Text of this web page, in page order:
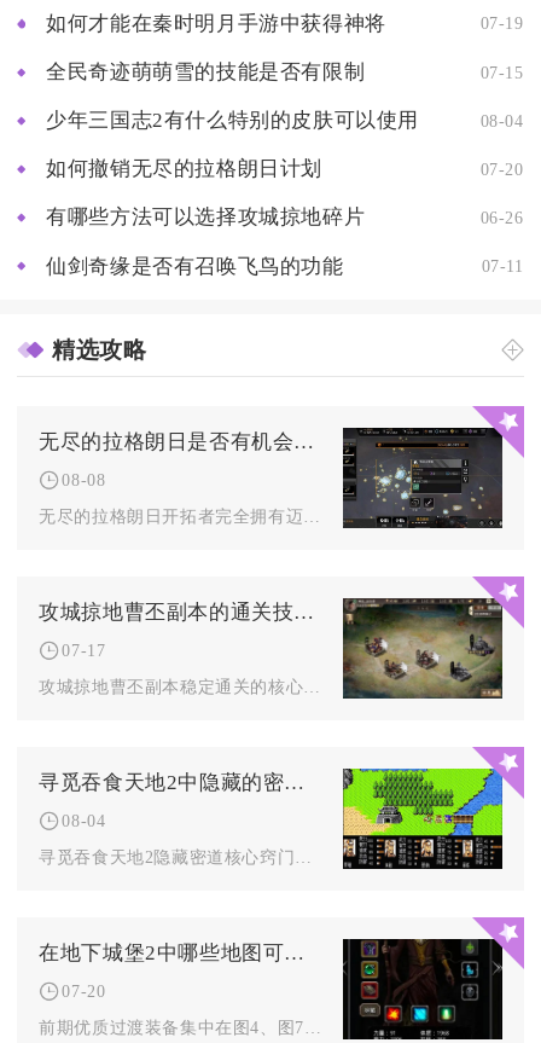
如何才能在秦时明月手游中获得神将 07-19
全民奇迹萌萌雪的技能是否有限制 07-15
少年三国志2有什么特别的皮肤可以使用 08-04
如何撤销无尽的拉格朗日计划 07-20
有哪些方法可以选择攻城掠地碎片 06-26
仙剑奇缘是否有召唤飞鸟的功能 07-11
精选攻略
无尽的拉格朗日是否有机会迈入第五区域
08-08
攻城掠地曹丕副本的通关技巧是什么
07-17
寻觅吞食天地2中隐藏的密道有何窍门
08-04
在地下城堡2中哪些地图可以刷到比较好的装备
07-20